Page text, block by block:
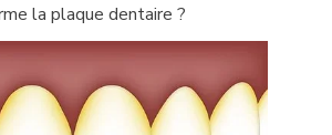
la plaque dentaire ?